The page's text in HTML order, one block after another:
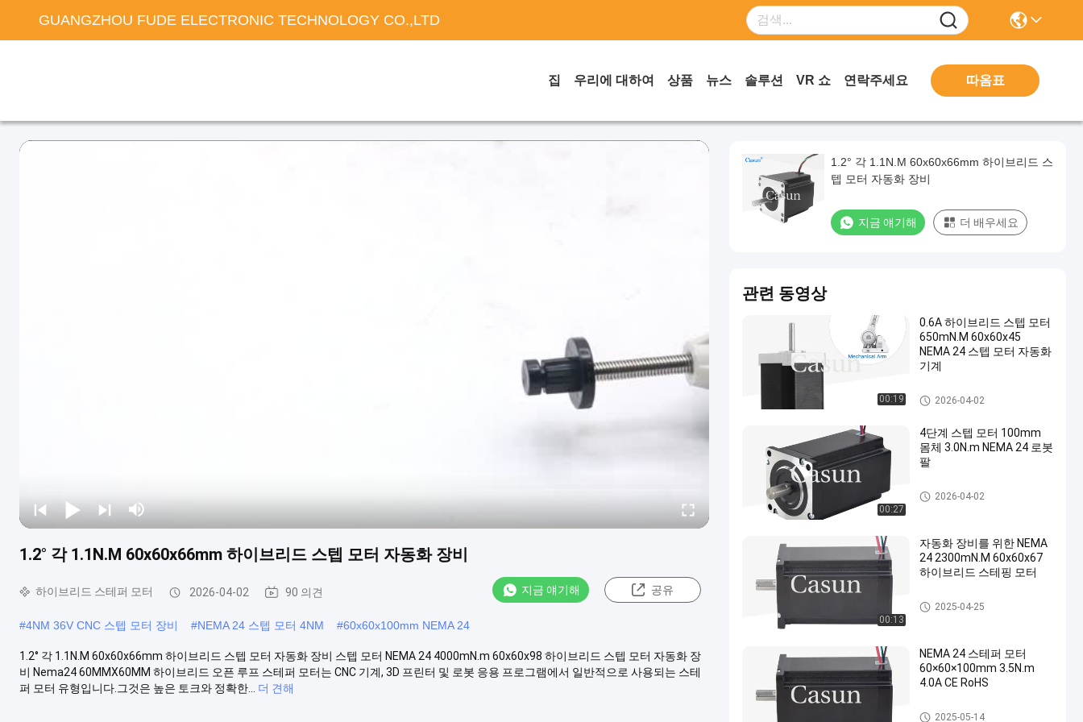
GUANGZHOU FUDE ELECTRONIC TECHNOLOGY CO.,LTD
집 우리에 대하여 상품 뉴스 솔루션 VR 쇼 연락주세요 따옴표
1.2° 각 1.1N.M 60x60x66mm 하이브리드 스텝 모터 자동화 장비
하이브리드 스테퍼 모터 2026-04-02 90 의견 지금 얘기해 공유
#4NM 36V CNC 스텝 모터 장비 #NEMA 24 스텝 모터 4NM #60x60x100mm NEMA 24
1.2° 각 1.1N.M 60x60x66mm 하이브리드 스텝 모터 자동화 장비 스텝 모터 NEMA 24 4000mN.m 60x60x98 하이브리드 스텝 모터 자동화 장
비 Nema24 60MMX60MM 하이브리드 오픈 루프 스테퍼 모터는 CNC 기계, 3D 프린터 및 로봇 응용 프로그램에서 일반적으로 사용되는 스테
퍼 모터 유형입니다.그것은 높은 토크와 정확한...
더 견해
1.2° 각 1.1N.M 60x60x66mm 하이브리드 스
텝 모터 자동화 장비
지금 얘기해 더 배우세요
관련 동영상
00:19
0.6A 하이브리드 스텝 모터
650mN.M 60x60x45
NEMA 24 스텝 모터 자동화
기계
NEMA 24 스텝 모터
2026-04-02
00:27
4단계 스텝 모터 100mm
몸체 3.0N.m NEMA 24 로봇
팔
NEMA 24 스텝 모터
2026-04-02
00:13
자동화 장비를 위한 NEMA
24 2300mN.M 60x60x67
하이브리드 스테핑 모터
NEMA 24 스텝 모터
2025-04-25
NEMA 24 스테퍼 모터
60×60×100mm 3.5N.m
4.0A CE RoHS
NEMA 24 스텝 모터
2025-05-14